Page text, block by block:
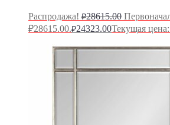
Распродажа! ₽28615.00
₽28615.00.₽24323.00Текущая